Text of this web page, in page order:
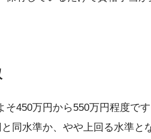
450万円から550万円程度で
同水準か、やや上回る水準と